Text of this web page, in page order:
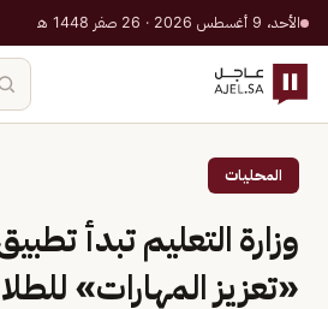
الأحد، 9 أغسطس 2026 · 26 صفر 1448 هـ
المحليات
وزارة التعليم تبدأ
«تعزيز المهارات»